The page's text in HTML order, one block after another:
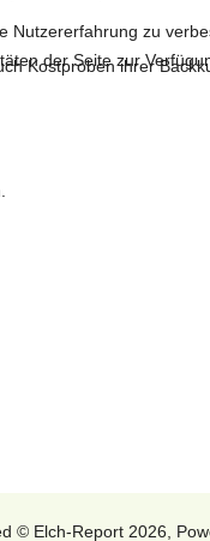
Kostproben ihrer
© Elch-Report 2026,
zu
der Seite zur